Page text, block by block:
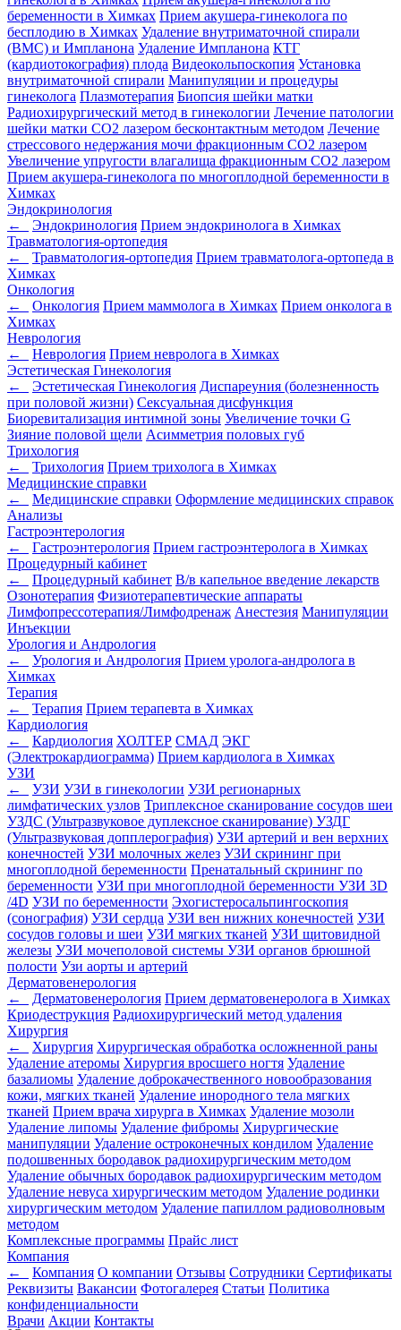
беременности в Химках Прием акушера-гинеколога по
бесплодию в Химках Удаление внутриматочной спирали
(ВМС) и Импланона Удаление Импланона КТГ
(кардиотокография) плода Видеокольпоскопия Установка
внутриматочной спирали Манипуляции и процедуры
гинеколога Плазмотерапия Биопсия шейки матки
Радиохирургический метод в гинекологии Лечение патологии
шейки матки CO2 лазером бесконтактным методом Лечение
стрессового недержания мочи фракционным CO2 лазером
Увеличение упругости влагалища фракционным CO2 лазером
Прием акушера-гинеколога по многоплодной беременности в
Химках
Эндокринология
←
Эндокринология Прием эндокринолога в Химках
Травматология-ортопедия
←
Травматология-ортопедия Прием травматолога-ортопеда в
Химках
Онкология
←
Онкология Прием маммолога в Химках Прием онколога в
Химках
Неврология
←
Неврология Прием невролога в Химках
Эстетическая Гинекология
←
Эстетическая Гинекология Диспареуния (болезненность
при половой жизни) Сексуальная дисфункция
Биоревитализация интимной зоны Увеличение точки G
Зияние половой щели Асимметрия половых губ
Трихология
←
Трихология Прием трихолога в Химках
Медицинские справки
←
Медицинские справки Оформление медицинских справок
Анализы
Гастроэнтерология
←
Гастроэнтерология Прием гастроэнтеролога в Химках
Процедурный кабинет
←
Процедурный кабинет В/в капельное введение лекарств
Озонотерапия Физиотерапевтические аппараты
Лимфопрессотерапия/Лимфодренаж Анестезия Манипуляции
Инъекции
Урология и Андрология
←
Урология и Андрология Прием уролога-андролога в
Химках
Терапия
←
Терапия Прием терапевта в Химках
Кардиология
←
Кардиология ХОЛТЕР СМАД ЭКГ
(Электрокардиограмма) Прием кардиолога в Химках
УЗИ
←
УЗИ УЗИ в гинекологии УЗИ регионарных
лимфатических узлов Триплексное сканирование сосудов шеи
УЗДС (Ультразвуковое дуплексное сканирование) УЗДГ
(Ультразвуковая допплерография) УЗИ артерий и вен верхних
конечностей УЗИ молочных желез УЗИ скрининг при
многоплодной беременности Пренатальный скрининг по
беременности УЗИ при многоплодной беременности УЗИ 3D
/4D УЗИ по беременности Эхогистеросальпингоскопия
(сонография) УЗИ сердца УЗИ вен нижних конечностей УЗИ
сосудов головы и шеи УЗИ мягких тканей УЗИ щитовидной
железы УЗИ мочеполовой системы УЗИ органов брюшной
полости Узи аорты и артерий
Дерматовенерология
←
Дерматовенерология Прием дерматовенеролога в Химках
Криодеструкция Радиохирургический метод удаления
Хирургия
←
Хирургия Хирургическая обработка осложненной раны
Удаление атеромы Хирургия вросшего ногтя Удаление
базалиомы Удаление доброкачественного новообразования
кожи, мягких тканей Удаление инородного тела мягких
тканей Прием врача хирурга в Химках Удаление мозоли
Удаление липомы Удаление фибромы Хирургические
манипуляции Удаление остроконечных кондилом Удаление
подошвенных бородавок радиохирургическим методом
Удаление обычных бородавок радиохирургическим методом
Удаление невуса хирургическим методом Удаление родинки
хирургическим методом Удаление папиллом радиоволновым
методом
Комплексные программы Прайс лист
Компания
←
Компания О компании Отзывы Сотрудники Сертификаты
Реквизиты Вакансии Фотогалерея Статьи Политика
конфиденциальности
Врачи Акции Контакты